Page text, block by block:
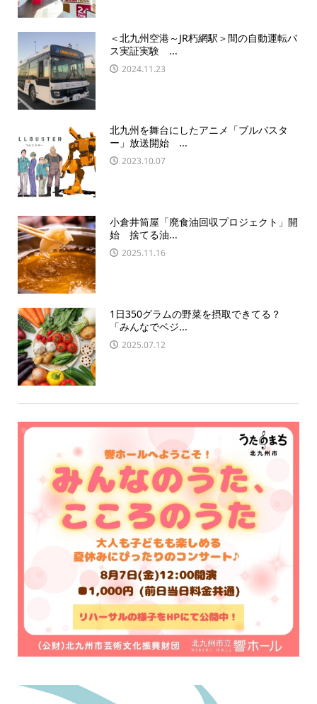
＜北九州空港～JR朽網駅＞間の自動運転バ
ス実証実験 ...
2024.11.23
北九州を舞台にしたアニメ「ブルバスタ
ー」放送開始 ...
2023.10.07
小倉井筒屋「廃食油回収プロジェクト」開
始 捨てる油...
2025.11.16
1日350グラムの野菜を摂取できてる？
「みんなでベジ...
2025.07.12